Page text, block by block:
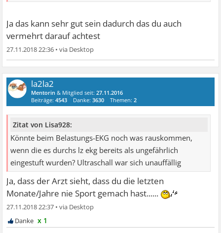
Ja das kann sehr gut sein dadurch das du auch
vermehrt darauf achtest
27.11.2018 22:36 •
la2la2
Mentorin & Mitglied seit:27.11.2016
Beiträge:4543 Danke:3630 Themen:2
Zitat von Lisa928:
Könnte beim Belastungs-EKG noch was rauskommen,
wenn die es durchs lz ekg bereits als ungefährlich
eingestuft wurden? Ultraschall war sich unauffällig
Ja, dass der Arzt sieht, dass du die letzten
Monate/Jahre nie Sport gemach hast......
27.11.2018 22:37 •
x 1